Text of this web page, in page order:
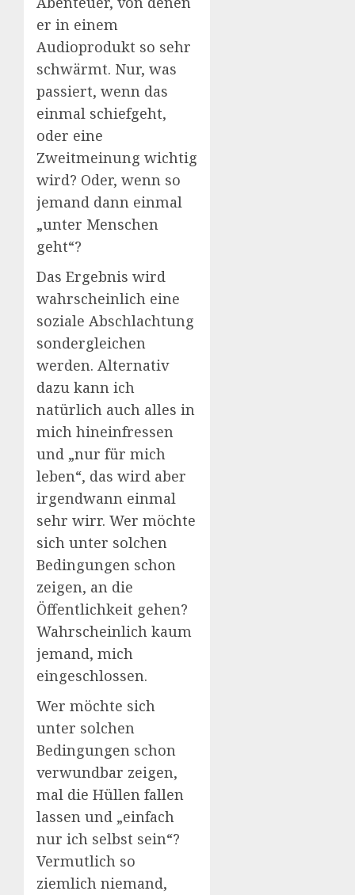
er in einem
Audioprodukt so sehr
schwärmt. Nur, was
passiert, wenn das
einmal schiefgeht,
oder eine
Zweitmeinung wichtig
wird? Oder, wenn so
jemand dann einmal
„unter Menschen
geht“?
Das Ergebnis wird
wahrscheinlich eine
soziale Abschlachtung
sondergleichen
werden. Alternativ
dazu kann ich
natürlich auch alles in
mich hineinfressen
und „nur für mich
leben“, das wird aber
irgendwann einmal
sehr wirr. Wer möchte
sich unter solchen
Bedingungen schon
zeigen, an die
Öffentlichkeit gehen?
Wahrscheinlich kaum
jemand, mich
eingeschlossen.
Wer möchte sich
unter solchen
Bedingungen schon
verwundbar zeigen,
mal die Hüllen fallen
lassen und „einfach
nur ich selbst sein“?
Vermutlich so
ziemlich niemand,